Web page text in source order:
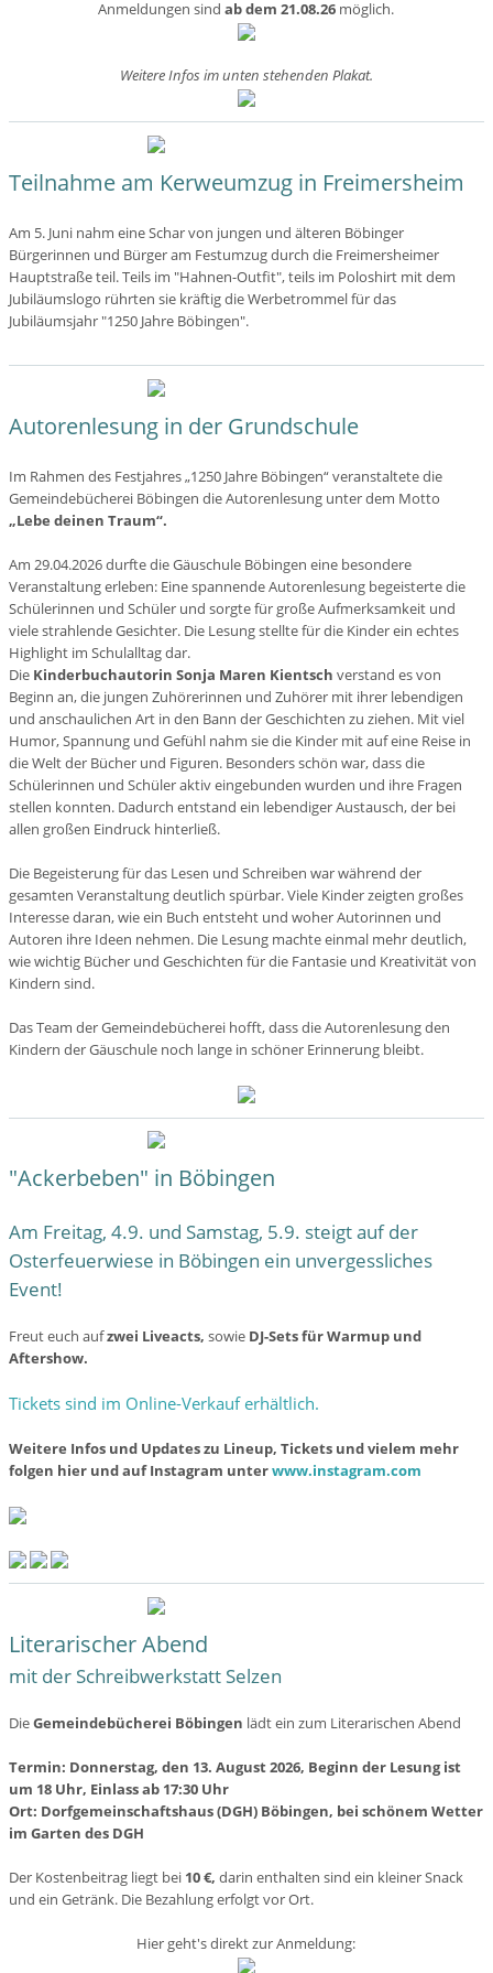
Anmeldungen sind ab dem 21.08.26 möglich.
Weitere Infos im unten stehenden Plakat.
Teilnahme am Kerweumzug in Freimersheim
Am 5. Juni nahm eine Schar von jungen und älteren Böbinger
Bürgerinnen und Bürger am Festumzug durch die Freimersheimer
Hauptstraße teil. Teils im "Hahnen-Outfit", teils im Poloshirt mit dem
Jubiläumslogo rührten sie kräftig die Werbetrommel für das
Jubiläumsjahr "1250 Jahre Böbingen".
Autorenlesung in der Grundschule
Im Rahmen des Festjahres „1250 Jahre Böbingen“ veranstaltete die
Gemeindebücherei Böbingen die Autorenlesung unter dem Motto
„Lebe deinen Traum“.
Am 29.04.2026 durfte die Gäuschule Böbingen eine besondere
Veranstaltung erleben: Eine spannende Autorenlesung begeisterte die
Schülerinnen und Schüler und sorgte für große Aufmerksamkeit und
viele strahlende Gesichter. Die Lesung stellte für die Kinder ein echtes
Highlight im Schulalltag dar.
Die Kinderbuchautorin Sonja Maren Kientsch verstand es von
Beginn an, die jungen Zuhörerinnen und Zuhörer mit ihrer lebendigen
und anschaulichen Art in den Bann der Geschichten zu ziehen. Mit viel
Humor, Spannung und Gefühl nahm sie die Kinder mit auf eine Reise in
die Welt der Bücher und Figuren. Besonders schön war, dass die
Schülerinnen und Schüler aktiv eingebunden wurden und ihre Fragen
stellen konnten. Dadurch entstand ein lebendiger Austausch, der bei
allen großen Eindruck hinterließ.
Die Begeisterung für das Lesen und Schreiben war während der
gesamten Veranstaltung deutlich spürbar. Viele Kinder zeigten großes
Interesse daran, wie ein Buch entsteht und woher Autorinnen und
Autoren ihre Ideen nehmen. Die Lesung machte einmal mehr deutlich,
wie wichtig Bücher und Geschichten für die Fantasie und Kreativität von
Kindern sind.
Das Team der Gemeindebücherei hofft, dass die Autorenlesung den
Kindern der Gäuschule noch lange in schöner Erinnerung bleibt.
"Ackerbeben" in Böbingen
Am Freitag, 4.9. und Samstag, 5.9. steigt auf der
Osterfeuerwiese in Böbingen ein unvergessliches
Event!
Freut euch aufzwei Liveacts, sowie DJ-Sets für Warmup und
Aftershow.
Tickets sind im Online-Verkauf erhältlich.
Weitere Infos und Updates zu Lineup, Tickets und vielem mehr
folgen hier und auf Instagram unterwww.instagram.com
Literarischer Abend
mit der Schreibwerkstatt Selzen
DieGemeindebücherei Böbingen lädt ein zum Literarischen Abend
Termin: Donnerstag, den 13. August 2026, Beginn der Lesung ist
um 18 Uhr, Einlass ab 17:30 Uhr
Ort: Dorfgemeinschaftshaus (DGH) Böbingen, bei schönem Wetter
im Garten des DGH
Der Kostenbeitrag liegt bei 10 €, darin enthalten sind ein kleiner Snack
und ein Getränk. Die Bezahlung erfolgt vor Ort.
Hier geht's direkt zur Anmeldung: